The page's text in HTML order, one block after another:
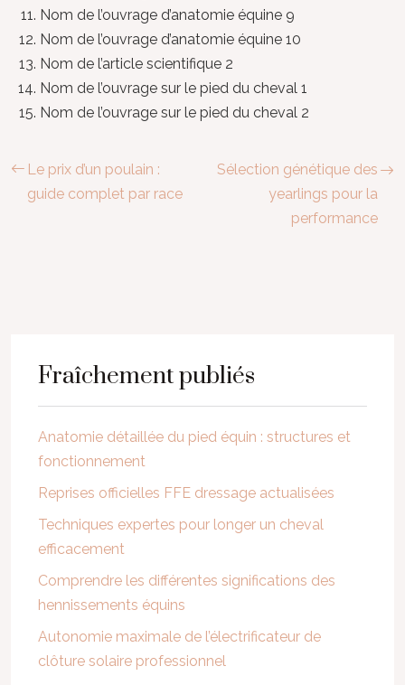
Nom de l’ouvrage d’anatomie équine 9
Nom de l’ouvrage d’anatomie équine 10
Nom de l’article scientifique 2
Nom de l’ouvrage sur le pied du cheval 1
Nom de l’ouvrage sur le pied du cheval 2
Le prix d’un poulain :
guide complet par race
Sélection génétique des
yearlings pour la
performance
Fraîchement publiés
Anatomie détaillée du pied équin : structures et
fonctionnement
Reprises officielles FFE dressage actualisées
Techniques expertes pour longer un cheval
efficacement
Comprendre les différentes significations des
hennissements équins
Autonomie maximale de l’électrificateur de
clôture solaire professionnel